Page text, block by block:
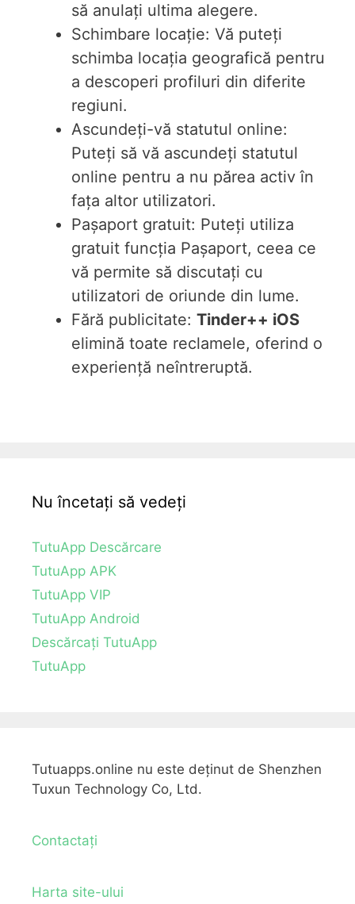
să anulați ultima alegere.
Schimbare locație: Vă puteți
schimba locația geografică pentru
a descoperi profiluri din diferite
regiuni.
Ascundeți-vă statutul online:
Puteți să vă ascundeți statutul
online pentru a nu părea activ în
fața altor utilizatori.
Pașaport gratuit: Puteți utiliza
gratuit funcția Pașaport, ceea ce
vă permite să discutați cu
utilizatori de oriunde din lume.
Fără publicitate: Tinder++ iOS
elimină toate reclamele, oferind o
experiență neîntreruptă.
Nu încetați să vedeți
TutuApp Descărcare
TutuApp APK
TutuApp VIP
TutuApp Android
Descărcați TutuApp
TutuApp
Tutuapps.online nu este deținut de Shenzhen
Tuxun Technology Co, Ltd.
Contactați
Harta site-ului